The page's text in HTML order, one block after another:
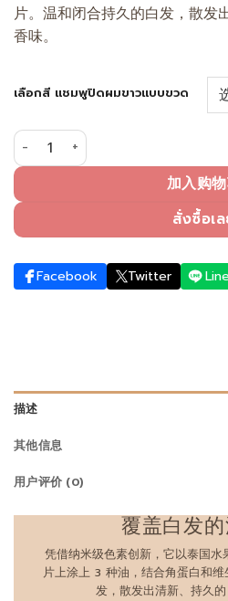
片。温和闭合持久的白发，散
香味。
เลือกสี แชมพูปิดผมขาวแบบขวด
用自然黑覆盖白发（泵瓶） (คัด
加入购
สั่งซื้อเ
Facebook Twitter
描述
其他信息
用户评价 (0)
覆盖白发
凭借纳米级色素创新，它以泰国
片上涂上 3 种油，结合角蛋白和
发，散发出清新、持久的